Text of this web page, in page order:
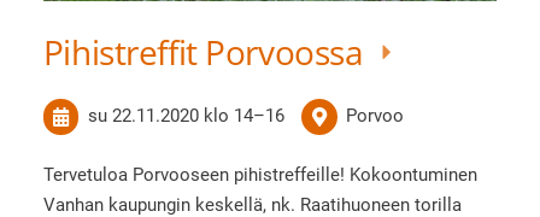
Pihistreffit Porvoossa
su 22.11.2020 klo 14–16 Porvoo
Tervetuloa Porvooseen pihistreffeille! Kokoontuminen
Vanhan kaupungin keskellä, nk. Raatihuoneen torilla